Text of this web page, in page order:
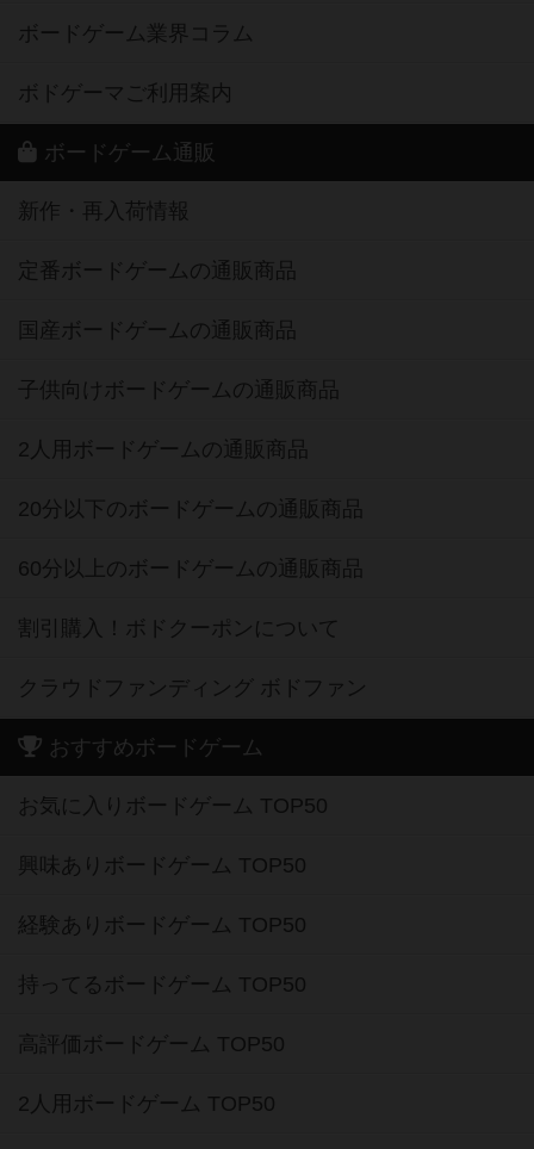
ボードゲーム業界コラム
ボドゲーマご利用案内
ボードゲーム通販
新作・再入荷情報
定番ボードゲームの通販商品
国産ボードゲームの通販商品
子供向けボードゲームの通販商品
2人用ボードゲームの通販商品
20分以下のボードゲームの通販商品
60分以上のボードゲームの通販商品
割引購入！ボドクーポンについて
クラウドファンディング ボドファン
おすすめボードゲーム
お気に入りボードゲーム TOP50
興味ありボードゲーム TOP50
経験ありボードゲーム TOP50
持ってるボードゲーム TOP50
高評価ボードゲーム TOP50
2人用ボードゲーム TOP50